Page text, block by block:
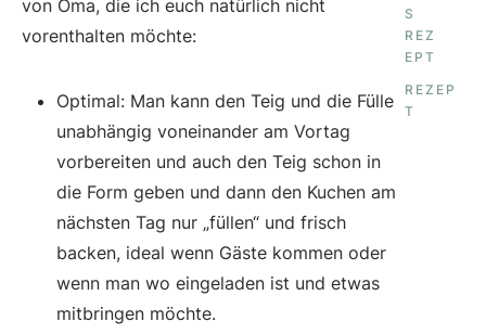
von Oma, die ich euch natürlich nicht
vorenthalten möchte:
Optimal: Man kann den Teig und die Fülle
unabhängig voneinander am Vortag
vorbereiten und auch den Teig schon in
die Form geben und dann den Kuchen am
nächsten Tag nur „füllen“ und frisch
backen, ideal wenn Gäste kommen oder
wenn man wo eingeladen ist und etwas
mitbringen möchte.
S
REZ
EPT
REZEP
T